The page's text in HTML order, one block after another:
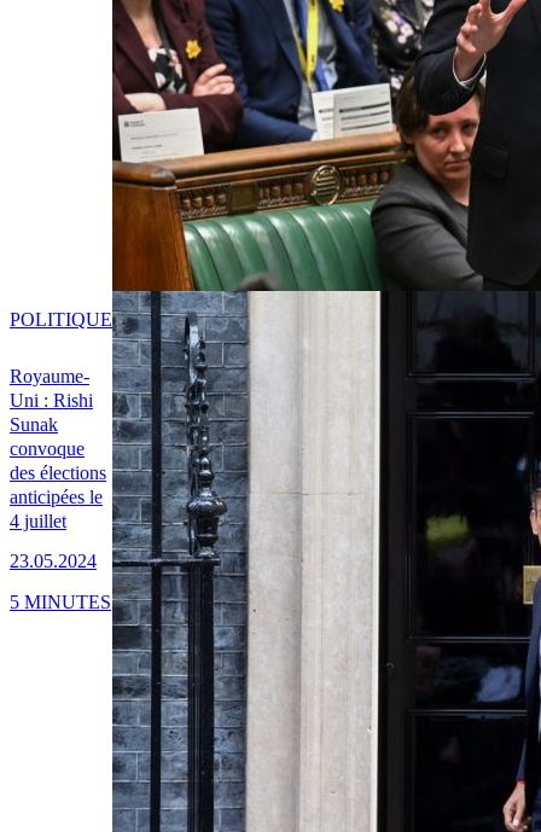
Royaume-
Uni : Rishi
Sunak
convoque
des élections
anticipées le
4 juillet
23.05.2024
POLITIQUE
5 MINUTES